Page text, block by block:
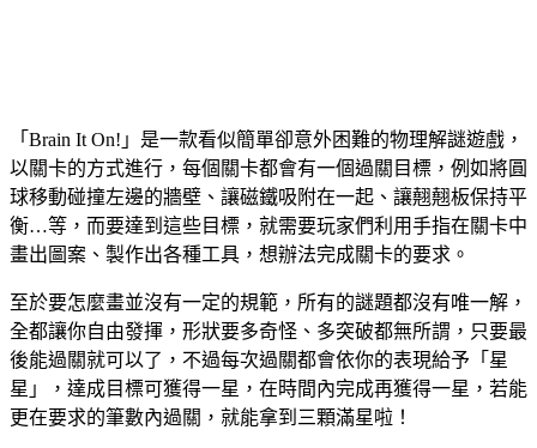
「Brain It On!」是一款看似簡單卻意外困難的物理解謎遊戲，
以關卡的方式進行，每個關卡都會有一個過關目標，例如將圓
球移動碰撞左邊的牆壁、讓磁鐵吸附在一起、讓翹翹板保持平
衡…等，而要達到這些目標，就需要玩家們利用手指在關卡中
畫出圖案、製作出各種工具，想辦法完成關卡的要求。
至於要怎麼畫並沒有一定的規範，所有的謎題都沒有唯一解，
全都讓你自由發揮，形狀要多奇怪、多突破都無所謂，只要最
後能過關就可以了，不過每次過關都會依你的表現給予「星
星」，達成目標可獲得一星，在時間內完成再獲得一星，若能
更在要求的筆數內過關，就能拿到三顆滿星啦！